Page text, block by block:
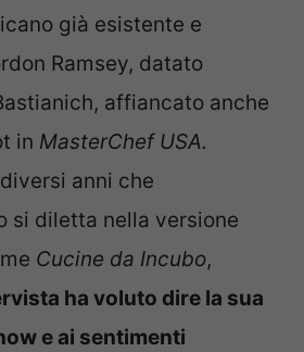
già esistente e
Ramsey, datato
affiancato anche
in MasterChef USA.
anni che
si diletta nella versione
Cucine da Incubo,
ha voluto dire la sua
e ai sentimenti